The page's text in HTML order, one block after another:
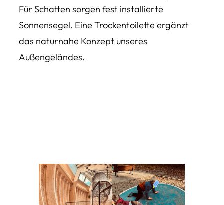
Für Schatten sorgen fest installierte
Sonnensegel. Eine Trockentoilette ergänzt
das naturnahe Konzept unseres
Außengeländes.